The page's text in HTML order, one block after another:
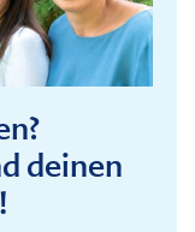
deinen